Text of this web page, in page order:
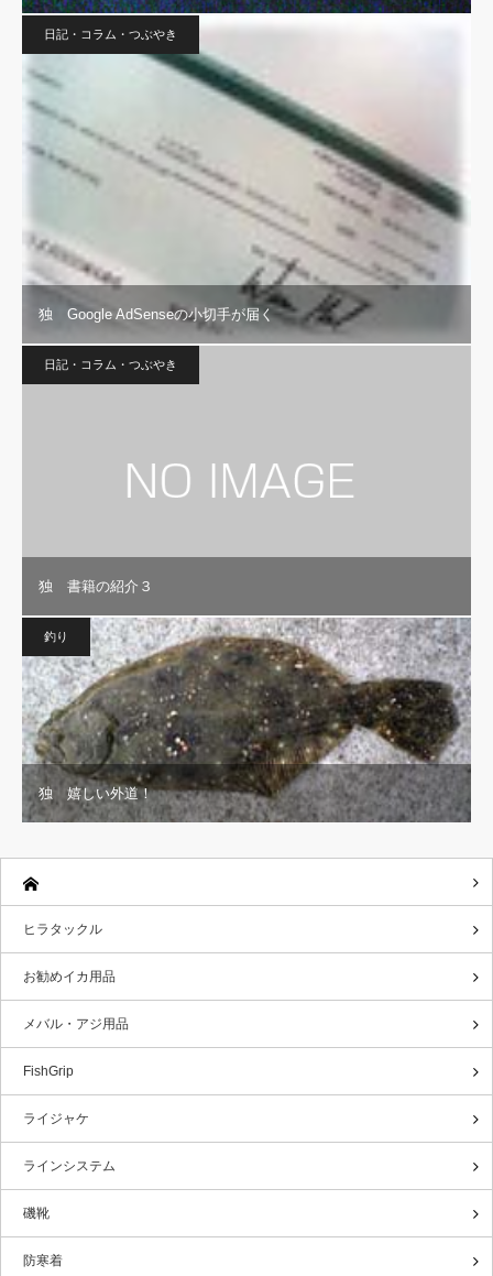
日記・コラム・つぶやき
独 Google AdSenseの小切手が届く
日記・コラム・つぶやき
独 書籍の紹介３
釣り
独 嬉しい外道！
ヒラタックル
お勧めイカ用品
メバル・アジ用品
FishGrip
ライジャケ
ラインシステム
磯靴
防寒着